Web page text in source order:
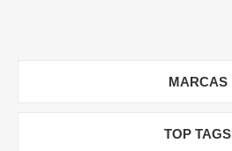
MARCAS
TOP TAGS